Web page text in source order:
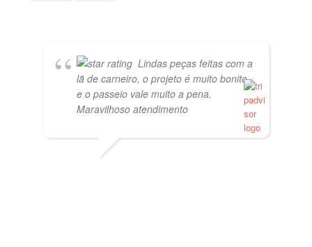
Lindas peças feitas com a
lã de carneiro, o projeto é muito bonito
e o passeio vale muito a pena.
Maravilhoso atendimento